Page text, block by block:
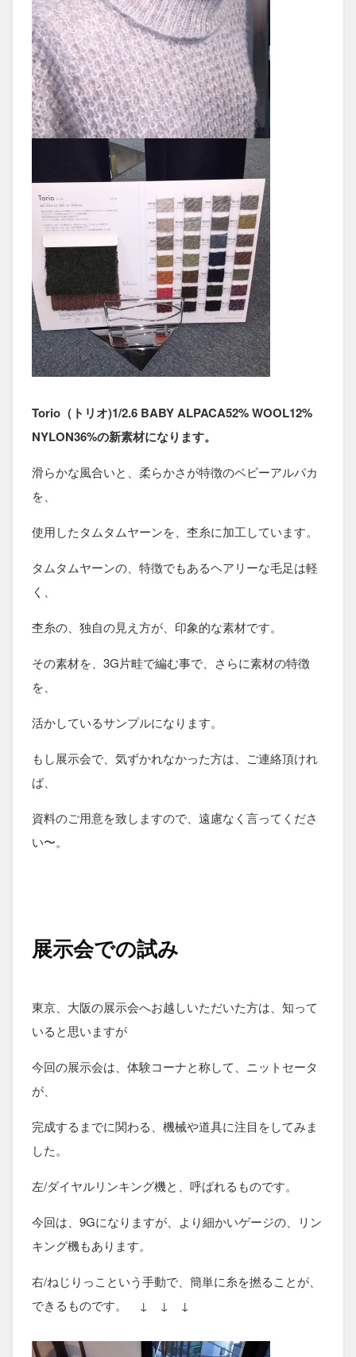
Torio（トリオ)1/2.6 BABY ALPACA52% WOOL12%
NYLON36%の新素材になります。
滑らかな風合いと、柔らかさが特徴のベビーアルパカ
を、
使用したタムタムヤーンを、杢糸に加工しています。
タムタムヤーンの、特徴でもあるヘアリーな毛足は軽
く、
杢糸の、独自の見え方が、印象的な素材です。
その素材を、3G片畦で編む事で、さらに素材の特徴
を、
活かしているサンプルになります。
もし展示会で、気ずかれなかった方は、ご連絡頂けれ
ば、
資料のご用意を致しますので、遠慮なく言ってくださ
い〜。
展示会での試み
東京、大阪の展示会へお越しいただいた方は、知って
いると思いますが
今回の展示会は、体験コーナと称して、ニットセータ
が、
完成するまでに関わる、機械や道具に注目をしてみま
した。
左/ダイヤルリンキング機と、呼ばれるものです。
今回は、9Gになりますが、より細かいゲージの、リン
キング機もあります。
右/ねじりっこという手動で、簡単に糸を撚ることが、
できるものです。 ↓ ↓ ↓